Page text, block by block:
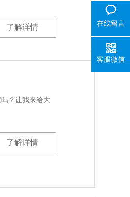
了解详情
？让我来给大
了解详情
在线留言
客服微信